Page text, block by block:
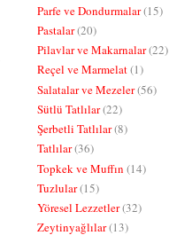
Parfe ve Dondurmalar(15)
Pastalar(20)
Pilavlar ve Makarnalar(22)
Reçel ve Marmelat(1)
Salatalar ve Mezeler(56)
Sütlü Tatlılar(22)
Şerbetli Tatlılar(8)
Tatlılar(36)
Topkek ve Muffın (14)
Tuzlular(15)
Yöresel Lezzetler(32)
Zeytinyağlılar(13)